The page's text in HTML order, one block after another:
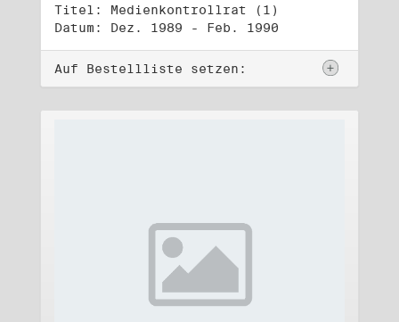
Titel: Medienkontrollrat (1)
Datum: Dez. 1989 - Feb. 1990
Auf Bestellliste setzen: